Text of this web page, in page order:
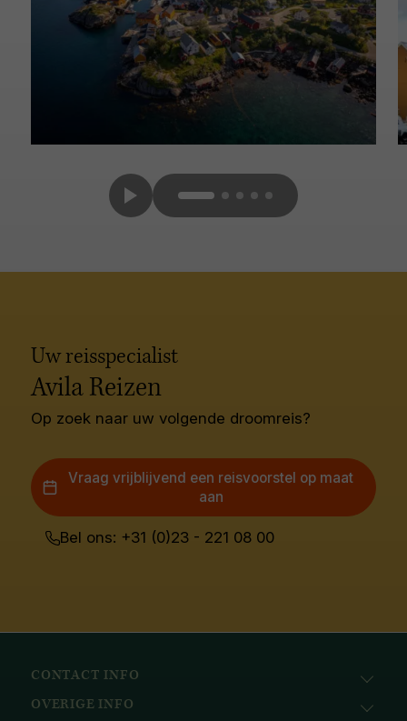
Uw reisspecialist
Avila Reizen
Op zoek naar uw volgende droomreis?
Vraag vrijblijvend een reisvoorstel op maat
aan
Bel ons: +31 (0)23 - 221 08 00
CONTACT INFO
Avila Reizen
OVERIGE INFO